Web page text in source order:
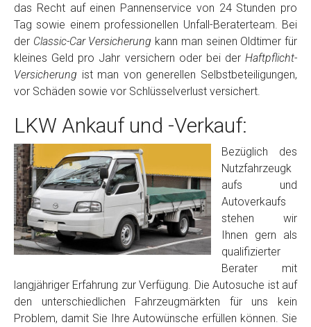
das Recht auf einen Pannenservice von 24 Stunden pro
Tag sowie einem professionellen Unfall-Beraterteam. Bei
der Classic-Car Versicherung kann man seinen Oldtimer für
kleines Geld pro Jahr versichern oder bei der Haftpflicht-
Versicherung ist man von generellen Selbstbeteiligungen,
vor Schäden sowie vor Schlüsselverlust versichert.
LKW Ankauf und -Verkauf:
Bezüglich des
Nutzfahrzeugk
aufs und
Autoverkaufs
stehen wir
Ihnen gern als
qualifizierter
Berater mit
langjähriger Erfahrung zur Verfügung. Die Autosuche ist auf
den unterschiedlichen Fahrzeugmärkten für uns kein
Problem, damit Sie Ihre Autowünsche erfüllen können. Sie